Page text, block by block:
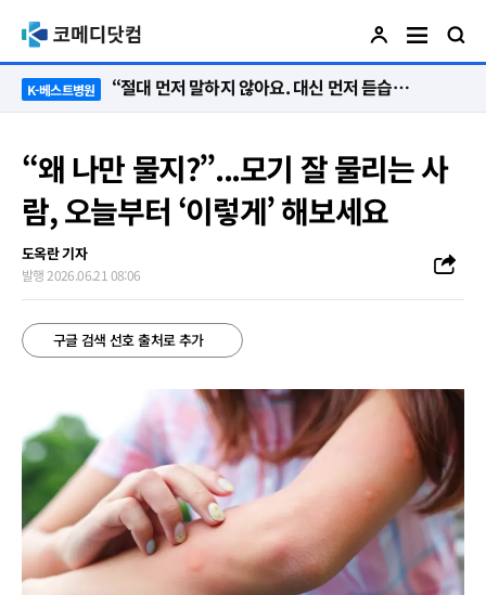
K-베스트병원 “절대 먼저 말하지 않아요. 대신 먼저 듣습니다”
“왜 나만 물지?”...모기 잘 물리는 사
람, 오늘부터 ‘이렇게’ 해보세요
도옥란 기자
발행 2026.06.21 08:06
구글 검색 선호 출처로 추가